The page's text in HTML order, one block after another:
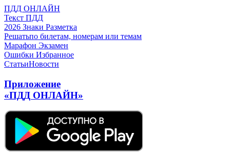
ПДД ОНЛАЙН
Текст ПДД
2026 Знаки Разметка
Решатьпо билетам, номерам или темам
Марафон Экзамен
Ошибки Избранное
СтатьиНовости
Приложение
«ПДД ОНЛАЙН»